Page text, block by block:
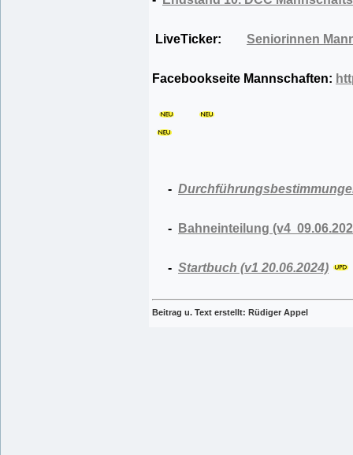
LiveTicker: Seniorinnen
Facebookseite Mannschaften:
-
- Bahneinteilung (v4
- Startbuch (v1 20.06.2024)
Beitrag u. Text erstellt: Rüdiger Appel